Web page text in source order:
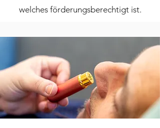
welches förderungsberechtigt ist.